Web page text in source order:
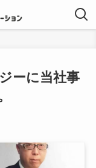
ーに当社事